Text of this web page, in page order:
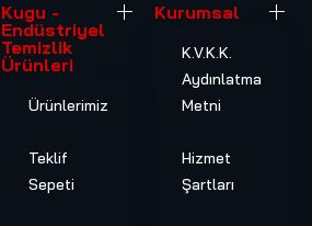
Kugu -
Endüstriyel
Temizlik
Ürünleri
Ürünlerimiz
Teklif
Sepeti
Kurumsal
K.V.K.K.
Aydınlatma
Metni
Hizmet
Şartları